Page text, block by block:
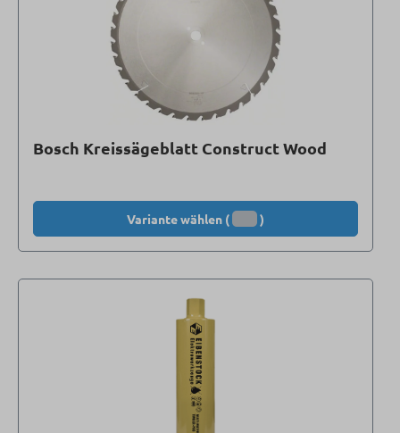
Bosch Kreissägeblatt Construct Wood
Variante wählen ( )